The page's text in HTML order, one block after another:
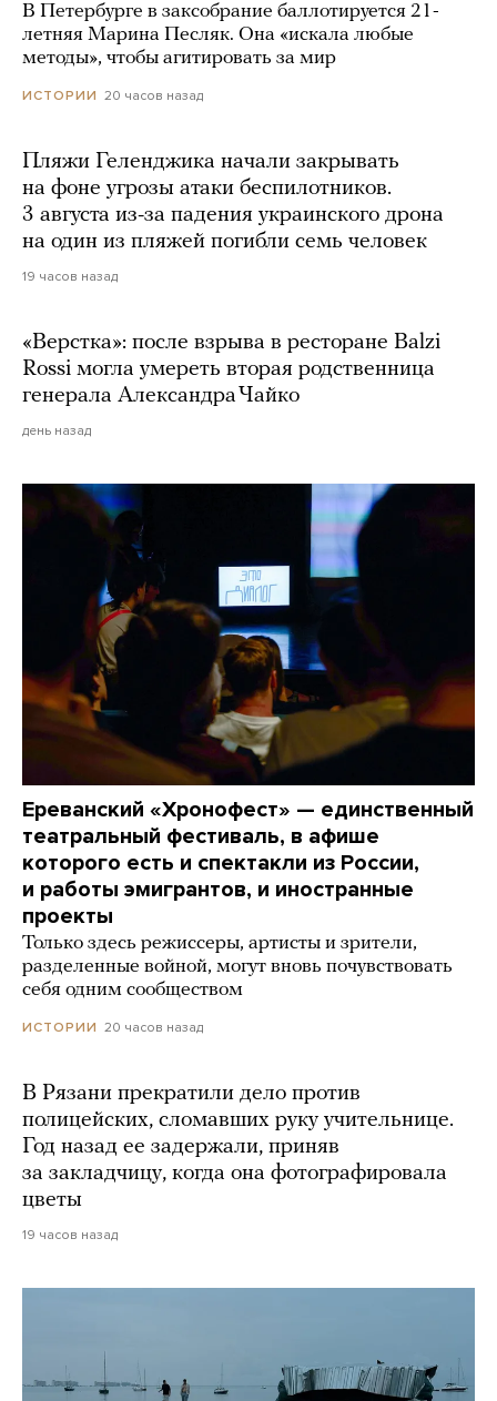
В Петербурге в заксобрание баллотируется 21-
летняя Марина Песляк. Она «искала любые
методы», чтобы агитировать за мир
ИСТОРИИ 20 часов назад
Пляжи Геленджика начали закрывать
на фоне угрозы атаки беспилотников.
3 августа из-за падения украинского дрона
на один из пляжей погибли семь человек
19 часов назад
«Верстка»: после взрыва в ресторане Balzi
Rossi могла умереть вторая родственница
генерала Александра Чайко
день назад
Ереванский «Хронофест» — единственный
театральный фестиваль, в афише
которого есть и спектакли из России,
и работы эмигрантов, и иностранные
проекты
Только здесь режиссеры, артисты и зрители,
разделенные войной, могут вновь почувствовать
себя одним сообществом
ИСТОРИИ 20 часов назад
В Рязани прекратили дело против
полицейских, сломавших руку учительнице.
Год назад ее задержали, приняв
за закладчицу, когда она фотографировала
цветы
19 часов назад